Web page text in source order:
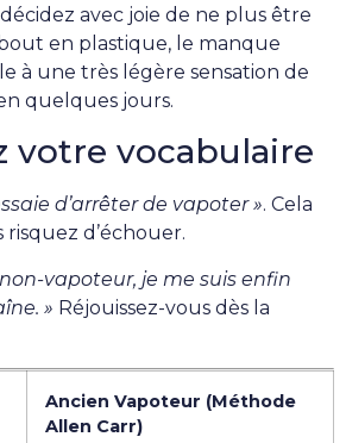
avec joie de ne plus être
en plastique, le manque
à une très légère sensation de
quelques jours.
votre vocabulaire
d’arrêter de vapoter ». Cela
d’échouer.
vapoteur, je me suis enfin
» Réjouissez-vous dès la
Ancien Vapoteur (Méthode
Allen Carr)